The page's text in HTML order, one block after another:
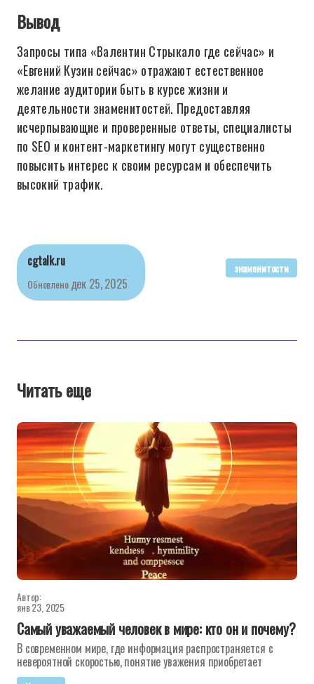
Вывод
Запросы типа «Валентин Стрыкало где сейчас» и
«Евгений Кузин сейчас» отражают естественное
желание аудитории быть в курсе жизни и
деятельности знаменитостей. Предоставляя
исчерпывающие и проверенные ответы, специалисты
по SEO и контент-маркетингу могут существенно
повысить интерес к своим ресурсам и обеспечить
высокий трафик.
cgtalk.ru
Обновлено дек 25, 2025
знаменитости
Читать еще
Автор:
янв 23, 2025
Самый уважаемый человек в мире: кто он и почему?
В современном мире, где информация распространяется с
невероятной скоростью, понятие уважения приобретает